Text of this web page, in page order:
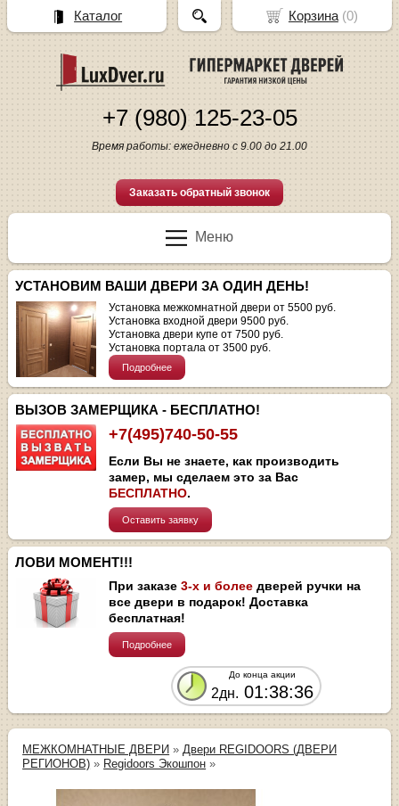
+7 (980) 125-23-05
Время работы: ежедневно с 9.00 до 21.00
Заказать обратный звонок
Меню
УСТАНОВИМ ВАШИ ДВЕРИ ЗА ОДИН ДЕНЬ!
Установка межкомнатной двери от 5500 руб.
Установка входной двери 9500 руб.
Установка двери купе от 7500 руб.
Установка портала от 3500 руб.
Подробнее
ВЫЗОВ ЗАМЕРЩИКА - БЕСПЛАТНО!
+7(495)740-50-55
Если Вы не знаете, как производить
замер, мы сделаем это за Вас
БЕСПЛАТНО.
Оставить заявку
ЛОВИ МОМЕНТ!!!
При заказе3-х и более дверей ручки на
все двери в подарок! Доставка
бесплатная!
Подробнее
До конца акции
2дн. 01:38:36
МЕЖКОМНАТНЫЕ ДВЕРИ » Двери REGIDOORS (ДВЕРИ
РЕГИОНОВ) » Regidoors Экошпон »
Корзина(0)
Каталог